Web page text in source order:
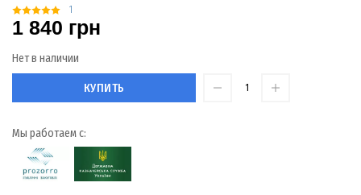
1
1 840 грн
Нет в наличии
КУПИТЬ
Мы работаем с: